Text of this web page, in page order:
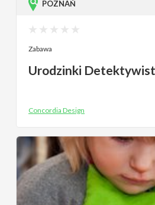
POZNAŃ
Zabawa
Urodzinki
Concordia Design